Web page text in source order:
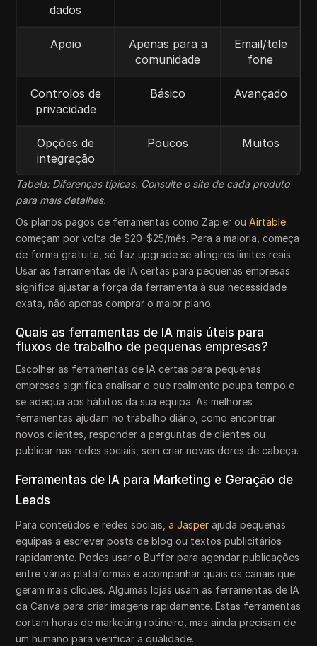
dados
Apoio
Apenas para a
comunidade
Email/tele
fone
Controlos de
privacidade
Básico Avançado
Opções de
integração
Poucos Muitos
Tabela: Diferenças típicas. Consulte o site de cada produto
para mais detalhes.
Os planos pagos de ferramentas como Zapier ouAirtable
começam por volta de $20-$25/mês. Para a maioria, começa
de forma gratuita, só faz upgrade se atingires limites reais.
Usar as ferramentas de IA certas para pequenas empresas
significa ajustar a força da ferramenta à sua necessidade
exata, não apenas comprar o maior plano.
Quais as ferramentas de IA mais úteis para
fluxos de trabalho de pequenas empresas?
Escolher as ferramentas de IA certas para pequenas
empresas significa analisar o que realmente poupa tempo e
se adequa aos hábitos da sua equipa. As melhores
ferramentas ajudam no trabalho diário, como encontrar
novos clientes, responder a perguntas de clientes ou
publicar nas redes sociais, sem criar novas dores de cabeça.
Ferramentas de IA para Marketing e Geração de
Leads
Para conteúdos e redes sociais,a Jasper ajuda pequenas
equipas a escrever posts de blog ou textos publicitários
rapidamente. Podes usar o Buffer para agendar publicações
entre várias plataformas e acompanhar quais os canais que
geram mais cliques. Algumas lojas usam as ferramentas de IA
da Canva para criar imagens rapidamente. Estas ferramentas
cortam horas de marketing rotineiro, mas ainda precisam de
um humano para verificar a qualidade.